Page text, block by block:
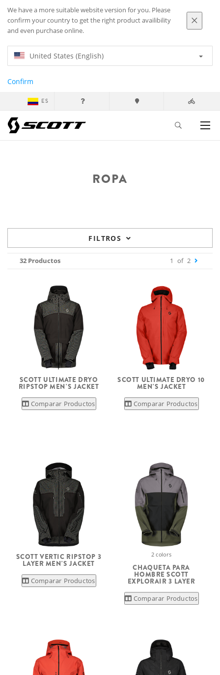
We have a more suitable website version for you. Please
confirm your country to get the right product availibility
and even purchase online.
United States (English)
Confirm
ES
ROPA
FILTROS
32 Productos 1 of 2
SCOTT ULTIMATE DRYO
RIPSTOP MEN'S JACKET
Comparar Productos
SCOTT ULTIMATE DRYO 10
MEN'S JACKET
Comparar Productos
SCOTT VERTIC RIPSTOP 3
LAYER MEN'S JACKET
Comparar Productos
2 colors
CHAQUETA PARA
HOMBRE SCOTT
EXPLORAIR 3 LAYER
Comparar Productos